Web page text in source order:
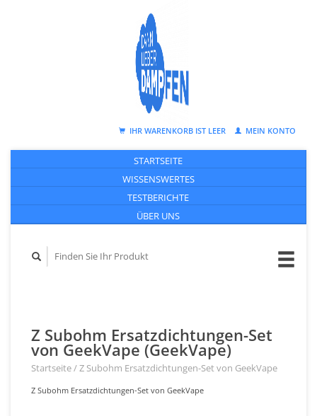
IHR WARENKORB IST LEER MEIN KONTO
STARTSEITE
WISSENSWERTES
TESTBERICHTE
ÜBER UNS
Z Subohm Ersatzdichtungen-Set
von GeekVape (GeekVape)
Startseite/Z Subohm Ersatzdichtungen-Set von GeekVape
Z Subohm Ersatzdichtungen-Set von GeekVape